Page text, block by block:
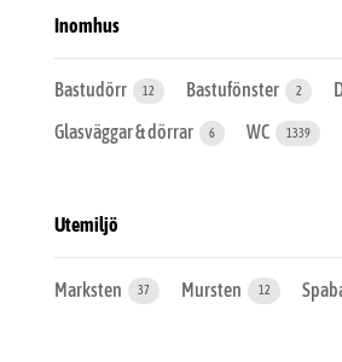
Inomhus
Bastudörr 12 Bastufönster 2
Glasväggar & dörrar 6 WC 1339
Utemiljö
Marksten 37 Mursten 12